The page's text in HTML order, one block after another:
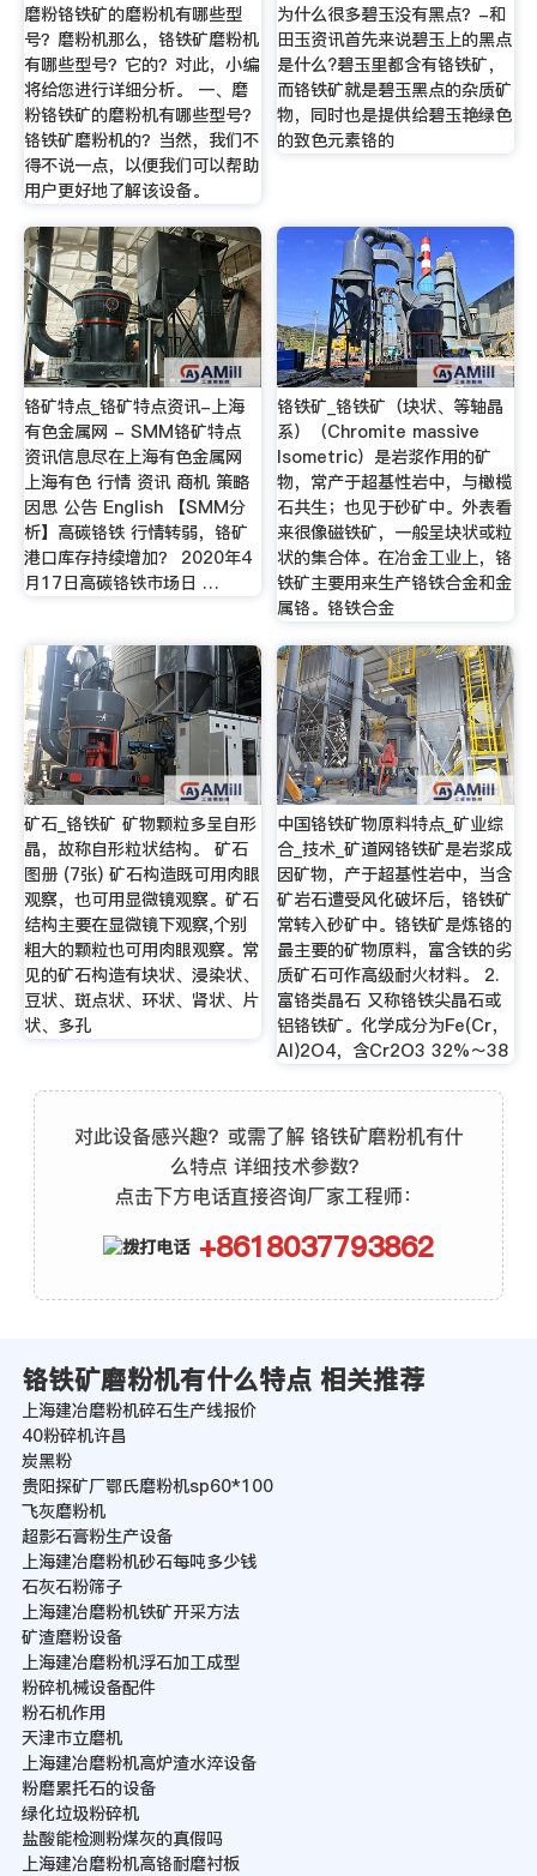
磨粉铬铁矿的磨粉机有哪些型
号？磨粉机那么，铬铁矿磨粉机
有哪些型号？它的？对此，小编
将给您进行详细分析。 一、磨
粉铬铁矿的磨粉机有哪些型号？
铬铁矿磨粉机的？当然，我们不
得不说一点，以便我们可以帮助
用户更好地了解该设备。
为什么很多碧玉没有黑点？-和
田玉资讯首先来说碧玉上的黑点
是什么?碧玉里都含有铬铁矿，
而铬铁矿就是碧玉黑点的杂质矿
物，同时也是提供给碧玉艳绿色
的致色元素铬的
铬矿特点_铬矿特点资讯-上海
有色金属网 - SMM铬矿特点
资讯信息尽在上海有色金属网
上海有色 行情 资讯 商机 策略
因思 公告 English 【SMM分
析】高碳铬铁 行情转弱，铬矿
港口库存持续增加？ 2020年4
月17日高碳铬铁市场日 …
铬铁矿_铬铁矿（块状、等轴晶
系）（Chromite massive
Isometric）是岩浆作用的矿
物，常产于超基性岩中，与橄榄
石共生；也见于砂矿中。外表看
来很像磁铁矿，一般呈块状或粒
状的集合体。在冶金工业上，铬
铁矿主要用来生产铬铁合金和金
属铬。铬铁合金
矿石_铬铁矿 矿物颗粒多呈自形
晶，故称自形粒状结构。 矿石
图册 (7张) 矿石构造既可用肉眼
观察，也可用显微镜观察。矿石
结构主要在显微镜下观察,个别
粗大的颗粒也可用肉眼观察。常
见的矿石构造有块状、浸染状、
豆状、斑点状、环状、肾状、片
状、多孔
中国铬铁矿物原料特点_矿业综
合_技术_矿道网铬铁矿是岩浆成
因矿物，产于超基性岩中，当含
矿岩石遭受风化破坏后，铬铁矿
常转入砂矿中。铬铁矿是炼铬的
最主要的矿物原料，富含铁的劣
质矿石可作高级耐火材料。 2.
富铬类晶石 又称铬铁尖晶石或
铝铬铁矿。化学成分为Fe(Cr，
Al)2O4，含Cr2O3 32%～38
对此设备感兴趣？或需了解 铬铁矿磨粉机有什
么特点 详细技术参数？
点击下方电话直接咨询厂家工程师：
+8618037793862
铬铁矿磨粉机有什么特点 相关推荐
上海建冶磨粉机碎石生产线报价
40粉碎机许昌
炭黑粉
贵阳探矿厂鄂氏磨粉机sp60*100
飞灰磨粉机
超影石膏粉生产设备
上海建冶磨粉机砂石每吨多少钱
石灰石粉筛子
上海建冶磨粉机铁矿开采方法
矿渣磨粉设备
上海建冶磨粉机浮石加工成型
粉碎机械设备配件
粉石机作用
天津市立磨机
上海建冶磨粉机高炉渣水淬设备
粉磨累托石的设备
绿化垃圾粉碎机
盐酸能检测粉煤灰的真假吗
上海建冶磨粉机高铬耐磨衬板